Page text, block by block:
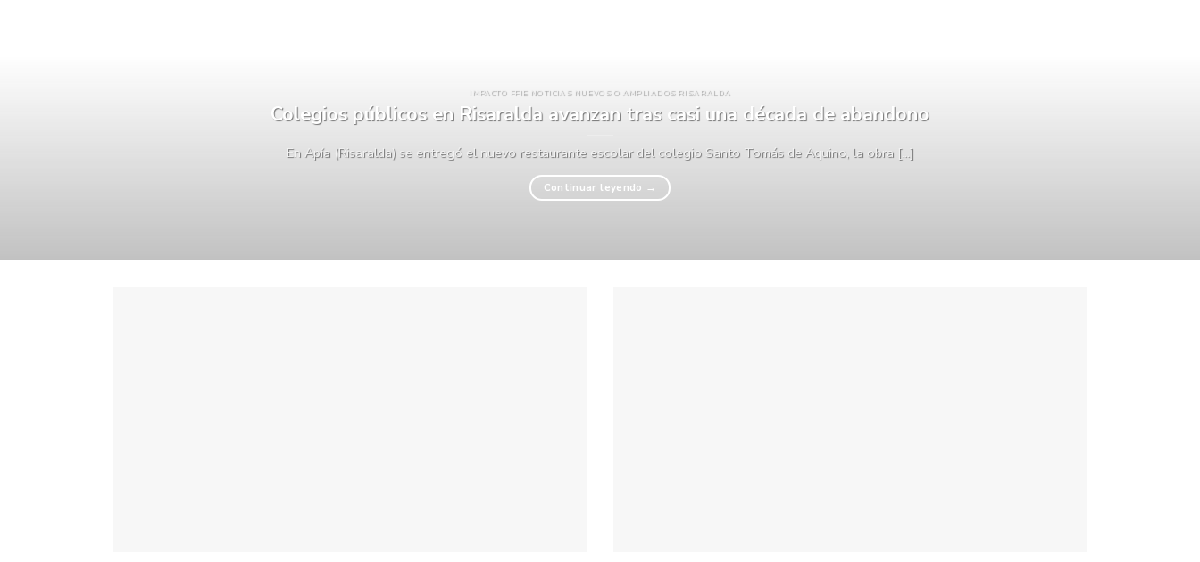
IMPACTO FFIE NOTICIAS NUEVOS O AMPLIADOS RISARALDA
Colegios públicos en Risaralda avanzan tras casi una década de abandono
En Apía (Risaralda) se entregó el nuevo restaurante escolar del colegio Santo Tomás de Aquino, la obra [...]
Continuar leyendo →